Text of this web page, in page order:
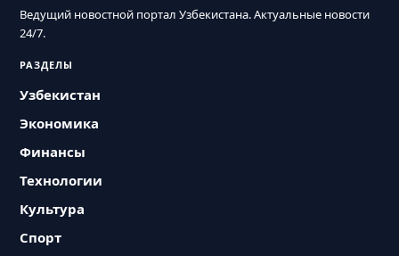
Ведущий новостной портал Узбекистана. Актуальные новости
24/7.
РАЗДЕЛЫ
Узбекистан
Экономика
Финансы
Технологии
Культура
Спорт